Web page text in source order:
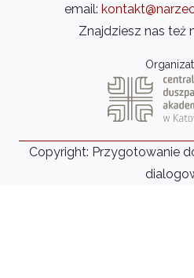
email:
Znajdziesz nas też
Copyright: Przygotowanie